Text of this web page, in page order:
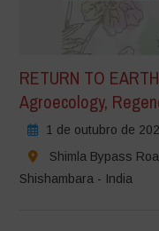
RETURN TO
Agroecology,
1 de outubro de
Shimla Bypass
Shishambara - India